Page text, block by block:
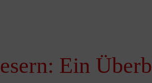
Ein